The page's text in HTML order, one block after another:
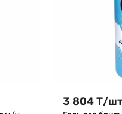
3 804Т/